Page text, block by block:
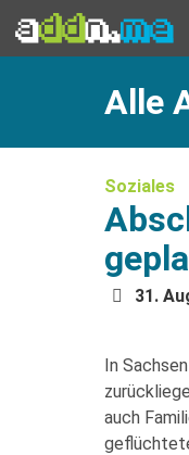
Alle
Soziales
31.
In
auch